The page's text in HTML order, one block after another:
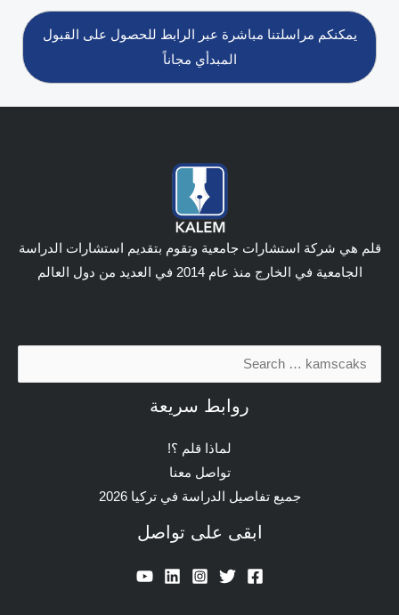
يمكنكم مراسلتنا مباشرة عبر الرابط للحصول على القبول
المبدأي مجاناً
قلم هي شركة استشارات جامعية وتقوم بتقديم استشارات الدراسة
الجامعية في الخارج منذ عام 2014 في العديد من دول العالم
البحث
روابط سريعة
لماذا قلم ؟!
تواصل معنا
جميع تفاصيل الدراسة في تركيا 2026
ابقى على تواصل